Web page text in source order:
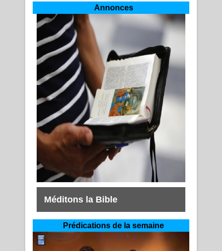
Annonces
Méditons la Bible
Prédications de la semaine